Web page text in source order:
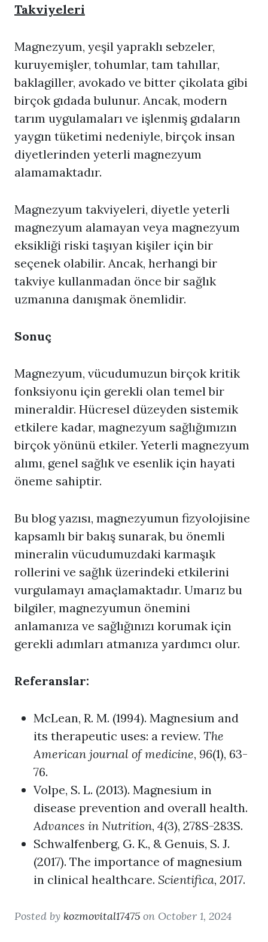
Takviyeleri
Magnezyum, yeşil yapraklı sebzeler,
kuruyemişler, tohumlar, tam tahıllar,
baklagiller, avokado ve bitter çikolata gibi
birçok gıdada bulunur. Ancak, modern
tarım uygulamaları ve işlenmiş gıdaların
yaygın tüketimi nedeniyle, birçok insan
diyetlerinden yeterli magnezyum
alamamaktadır.
Magnezyum takviyeleri, diyetle yeterli
magnezyum alamayan veya magnezyum
eksikliği riski taşıyan kişiler için bir
seçenek olabilir. Ancak, herhangi bir
takviye kullanmadan önce bir sağlık
uzmanına danışmak önemlidir.
Sonuç
Magnezyum, vücudumuzun birçok kritik
fonksiyonu için gerekli olan temel bir
mineraldir. Hücresel düzeyden sistemik
etkilere kadar, magnezyum sağlığımızın
birçok yönünü etkiler. Yeterli magnezyum
alımı, genel sağlık ve esenlik için hayati
öneme sahiptir.
Bu blog yazısı, magnezyumun fizyolojisine
kapsamlı bir bakış sunarak, bu önemli
mineralin vücudumuzdaki karmaşık
rollerini ve sağlık üzerindeki etkilerini
vurgulamayı amaçlamaktadır. Umarız bu
bilgiler, magnezyumun önemini
anlamanıza ve sağlığınızı korumak için
gerekli adımları atmanıza yardımcı olur.
Referanslar:
McLean, R. M. (1994). Magnesium and
its therapeutic uses: a review. The
American journal of medicine, 96(1), 63-
76.
Volpe, S. L. (2013). Magnesium in
disease prevention and overall health.
Advances in Nutrition, 4(3), 278S-283S.
Schwalfenberg, G. K., & Genuis, S. J.
(2017). The importance of magnesium
in clinical healthcare. Scientifica, 2017.
Posted by kozmovital17475 on October 1, 2024